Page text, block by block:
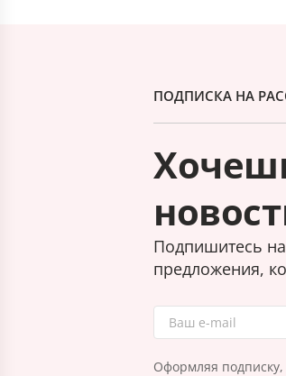
ПОДПИСКА НА
Подпишитесь
предложения,
Оформляя